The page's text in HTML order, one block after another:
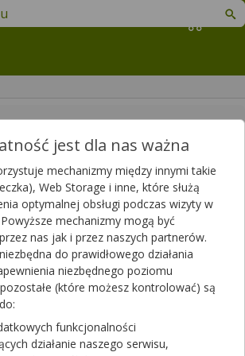
Koszyk
Drukuj/Zapisz
jest dla nas ważna
mechanizmy między innymi takie
Web Storage i inne, które służą
optymalnej obsługi podczas wizyty w
mechanizmy mogą być
nas jak i przez naszych partnerów.
do prawidłowego działania
niezbędnego poziomu
(które możesz kontrolować) są
funkcjonalności
działanie naszego serwisu,